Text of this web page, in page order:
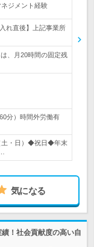
ジメント経験
れ直後】上記事業所
、月20時間の固定残
分）時間外労働有
土・日）◆祝日◆年末
気になる
！社会貢献度の高い自